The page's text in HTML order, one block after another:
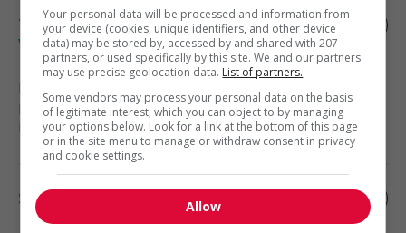
Technicien(ne) ressources humaines -
volet sst
, QC
Ressources humaines et relations
industrielles
Spécialiste en acquisition de talents
Your personal data will be processed and information from
your device (cookies, unique identifiers, and other device
data) may be stored by, accessed by and shared with 207
partners, or used specifically by this site. We and our partners
may use precise geolocation data. List of partners.
Some vendors may process your personal data on the basis
of legitimate interest, which you can object to by managing
your options below. Look for a link at the bottom of this page
or in the site menu to manage or withdraw consent in privacy
and cookie settings.
Allow